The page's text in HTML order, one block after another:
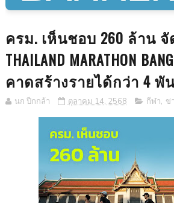
ครม. เห็นชอบ 260 ล้าน จัด
THAILAND MARATHON
คาดสร้างรายได้กว่า 4 พั
นก ปีกกล้า ตุลาคม 14, 2568 กีฬา, ข่